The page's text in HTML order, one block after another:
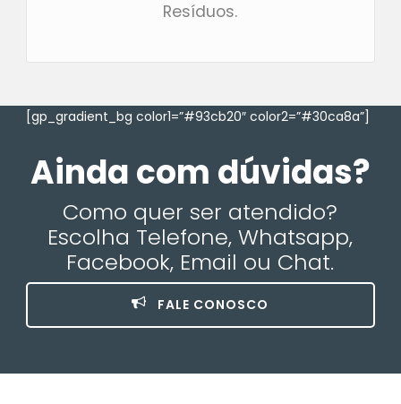
Resíduos.
[gp_gradient_bg color1=”#93cb20″ color2=”#30ca8a”]
Ainda com dúvidas?
Como quer ser atendido?
Escolha Telefone, Whatsapp,
Facebook, Email ou Chat.
FALE CONOSCO